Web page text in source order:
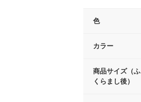
色
カラー
商品サイズ（ふ
くらまし後）